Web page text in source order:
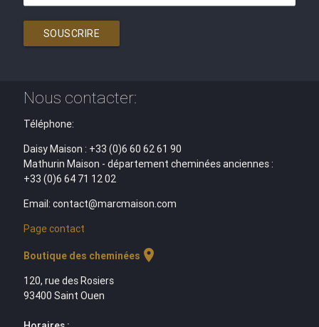
SOUSCRIRE
Nous contacter:
Téléphone:
Daisy Maison : +33 (0)6 60 62 61 90
Mathurin Maison - département cheminées anciennes :
+33 (0)6 64 71 12 02
Email: contact@marcmaison.com
Page contact
Boutique des cheminées location_on
120, rue des Rosiers
93400 Saint Ouen